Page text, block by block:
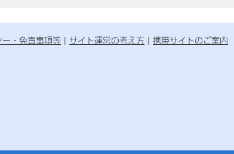
・免責事項等 サイト運営の考え方 携帯サイトのご案内